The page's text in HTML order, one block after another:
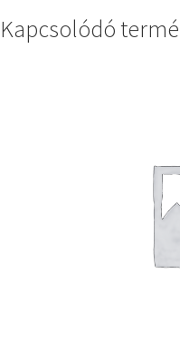
Kapcsolódó